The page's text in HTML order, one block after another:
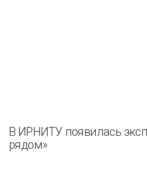
В ИРНИТУ появилась
рядом»